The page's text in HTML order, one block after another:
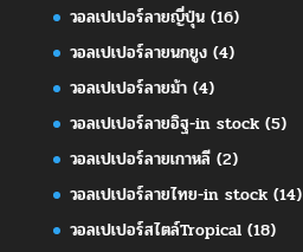
วอลเปเปอร์ลายญี่ปุ่น(16)
วอลเปเปอร์ลายนกยูง(4)
วอลเปเปอร์ลายม้า(4)
วอลเปเปอร์ลายอิฐ-in stock(5)
วอลเปเปอร์ลายเกาหลี(2)
วอลเปเปอร์ลายไทย-in stock(14)
วอลเปเปอร์สไตล์Tropical(18)